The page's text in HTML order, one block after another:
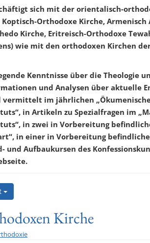
sich mit der orientalisch-
Orthodoxe Kirche, Armenisch
Kirche, Eritreisch-Orthodoxe
wie mit den orthodoxen Kirchen
Kenntnisse über die Theologie
und Analysen über aktuelle
vermittelt im jährlichen
in Artikeln zu Spezialfragen im
in zwei in Vorbereitung
in einer in Vorbereitung
und Aufbaukursen des
Kirche